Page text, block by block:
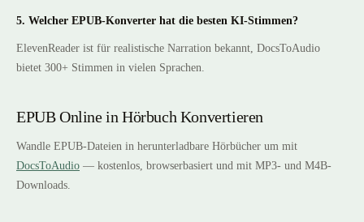
5. Welcher EPUB-Konverter hat die besten KI-Stimmen?
ElevenReader ist für realistische Narration bekannt, DocsToAudio
bietet 300+ Stimmen in vielen Sprachen.
EPUB Online in Hörbuch Konvertieren
Wandle EPUB-Dateien in herunterladbare Hörbücher um mit
DocsToAudio — kostenlos, browserbasiert und mit MP3- und M4B-
Downloads.